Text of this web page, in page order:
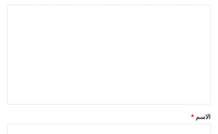
*
الاسم *